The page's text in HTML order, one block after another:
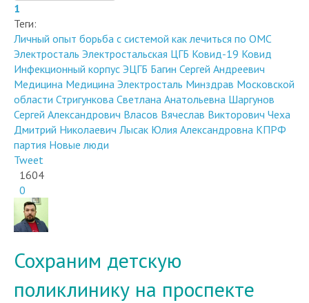
1
Теги:
Личный опыт борьба с системой как лечиться по ОМС
Электросталь Электростальская ЦГБ Ковид-19 Ковид
Инфекционный корпус ЭЦГБ Багин Сергей Андреевич
Медицина Медицина Электросталь Минздрав Московской
области Стригункова Светлана Анатольевна Шаргунов
Сергей Александрович Власов Вячеслав Викторович Чеха
Дмитрий Николаевич Лысак Юлия Александровна КПРФ
партия Новые люди
Tweet
1604
0
Сохраним детскую
поликлинику на проспекте